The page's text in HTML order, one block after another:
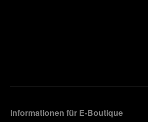
Informationen für E-Boutique